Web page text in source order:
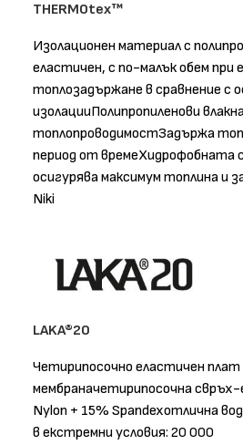
THERMOtex™
Изолационен материал с
еластичен, с по-малък обем при
топлозадържане в сравнение с
изолацииПолипропиленови
топлопроводимостЗадържа
период от времеХидрофобната
осигурява максимум топлина и
Niki
LAKA®20
Четирипосочно еластичен плат
мембраначетирипосочна
Nylon + 15% Spandexотлична
в екстремни условия: 20 000